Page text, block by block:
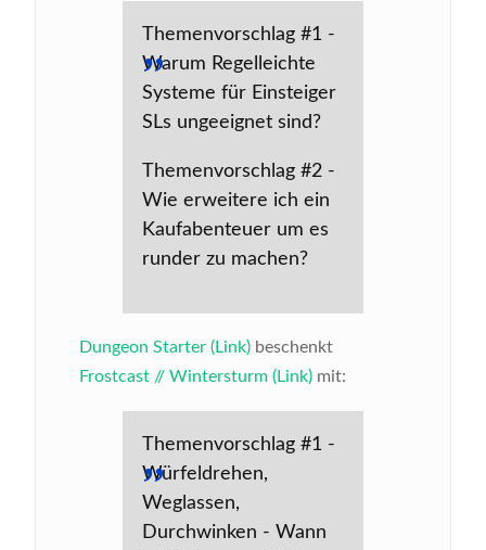
Themenvorschlag #1 -
Warum Regelleichte
Systeme für Einsteiger
SLs ungeeignet sind?
Themenvorschlag #2 -
Wie erweitere ich ein
Kaufabenteuer um es
runder zu machen?
Dungeon Starter (Link) beschenkt
Frostcast // Wintersturm (Link) mit:
Themenvorschlag #1 -
Würfeldrehen,
Weglassen,
Durchwinken - Wann